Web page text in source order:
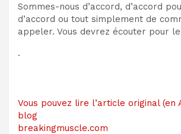
Sommes-nous d’accord, d’accord
d’accord ou tout simplement de
appeler. Vous devrez écouter pour
.
Vous pouvez lire l’article original (en
blog
breakingmuscle.com